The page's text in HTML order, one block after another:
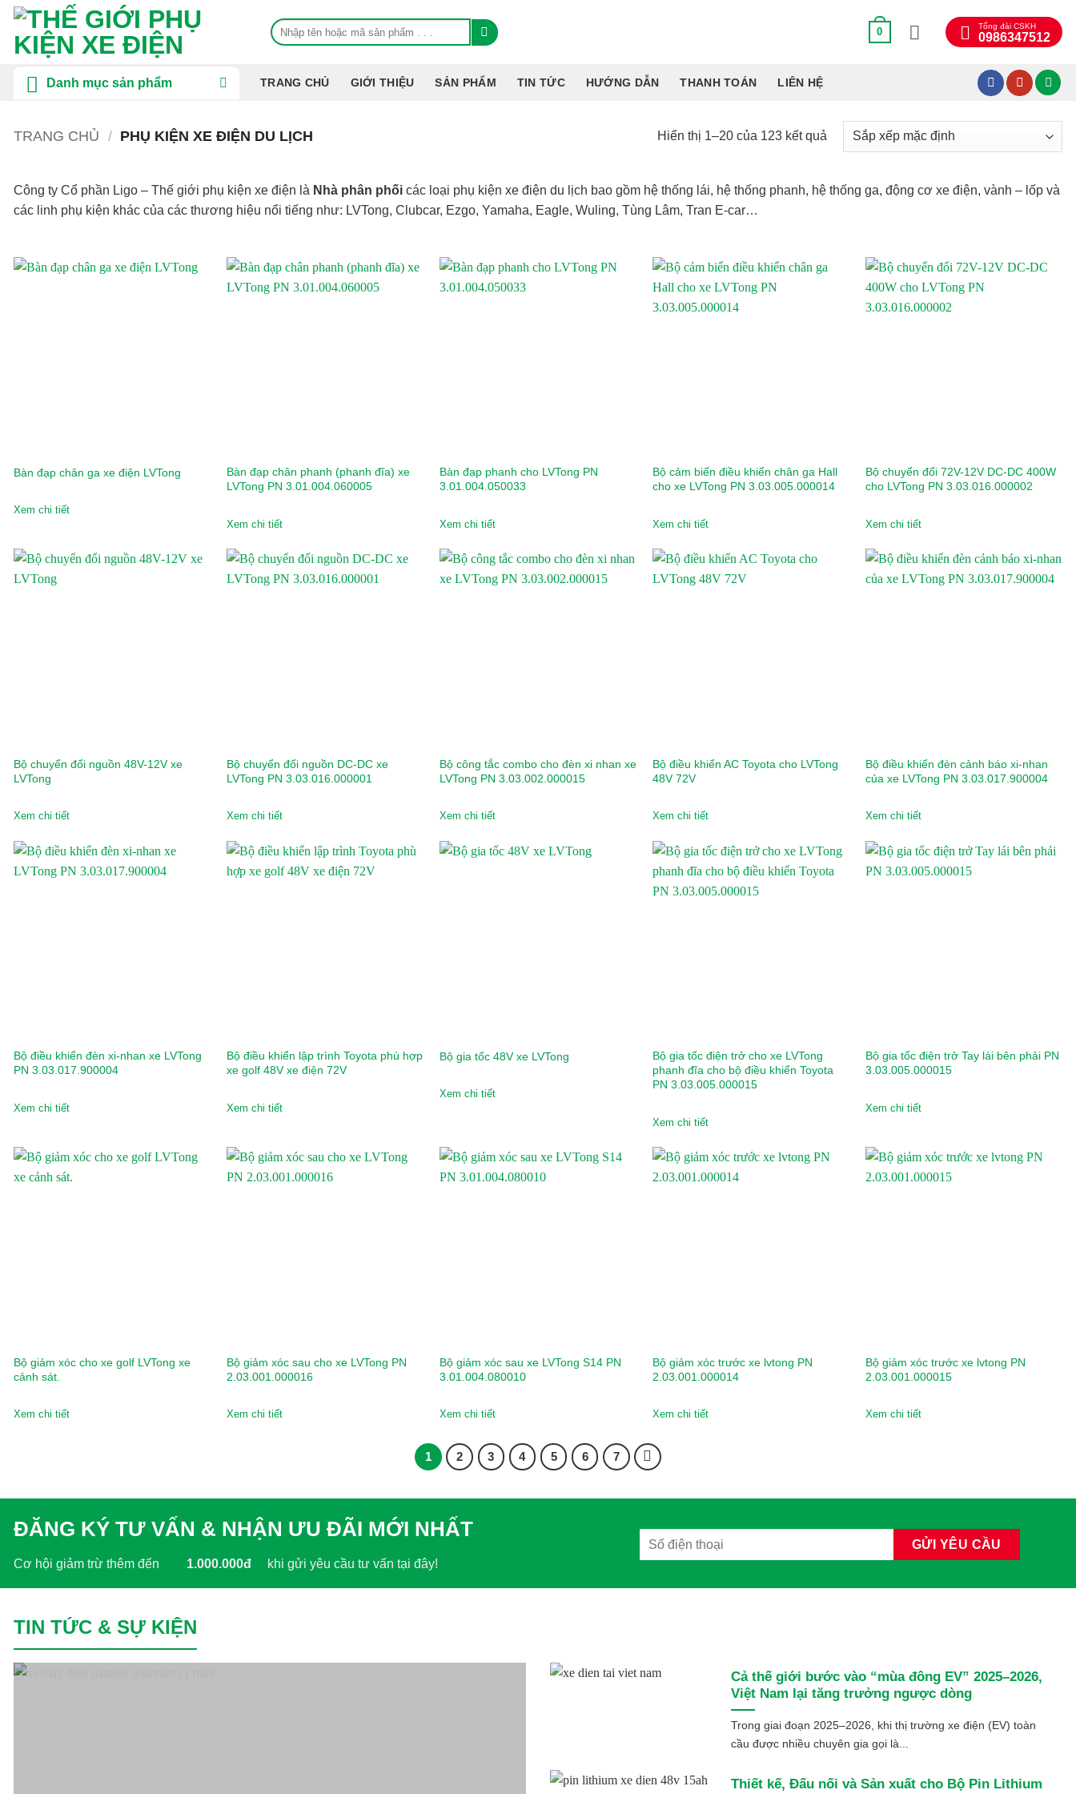
Bỏ
Tìm
kiếm:
0 Tổng đài CSKH
0986347512
Danh mục sản phẩm TRANG CHỦ GIỚI THIỆU SẢN PHẨM TIN TỨC HƯỚNG DẪN THANH TOÁN LIÊN HỆ
TRANG CHỦ / PHỤ KIỆN XE ĐIỆN DU LỊCH Hiển thị 1–20 của 123 kết quả
Công ty Cổ phần Ligo – Thế giới phụ kiện xe điện là Nhà phân phối các loại phụ kiện xe điện du lịch bao gồm hệ thống lái, hệ thống phanh, hệ thống ga, động cơ xe điện, vành – lốp và
các linh phụ kiện khác của các thương hiệu nổi tiếng như: LVTong, Clubcar, Ezgo, Yamaha, Eagle, Wuling, Tùng Lâm, Tran E-car…
Chengshin
Dibao
Dunlop
Eagle
Habaco
Heli
HKBike
JLG
JVCEco
Lonking
Bàn đạp chân ga xe điện LVTong
Xem chi tiết
Bàn đạp chân phanh (phanh đĩa) xe
LVTong PN 3.01.004.060005
Xem chi tiết
Bàn đạp phanh cho LVTong PN
3.01.004.050033
Xem chi tiết
Bộ cảm biến điều khiển chân ga Hall
cho xe LVTong PN 3.03.005.000014
Xem chi tiết
Bộ chuyển đổi 72V-12V DC-DC 400W
cho LVTong PN 3.03.016.000002
Xem chi tiết
Bộ chuyển đổi nguồn 48V-12V xe
LVTong
Xem chi tiết
Bộ chuyển đổi nguồn DC-DC xe
LVTong PN 3.03.016.000001
Xem chi tiết
Bộ công tắc combo cho đèn xi nhan xe
LVTong PN 3.03.002.000015
Xem chi tiết
Bộ điều khiển AC Toyota cho LVTong
48V 72V
Xem chi tiết
Bộ điều khiển đèn cảnh báo xi-nhan
của xe LVTong PN 3.03.017.900004
Xem chi tiết
Bộ điều khiển đèn xi-nhan xe LVTong
PN 3.03.017.900004
Xem chi tiết
Bộ điều khiển lập trình Toyota phù hợp
xe golf 48V xe điện 72V
Xem chi tiết
Bộ gia tốc 48V xe LVTong
Xem chi tiết
Bộ gia tốc điện trở cho xe LVTong
phanh đĩa cho bộ điều khiển Toyota
PN 3.03.005.000015
Xem chi tiết
Bộ gia tốc điện trở Tay lái bên phải PN
3.03.005.000015
Xem chi tiết
Bộ giảm xóc cho xe golf LVTong xe
cảnh sát.
Xem chi tiết
Bộ giảm xóc sau cho xe LVTong PN
2.03.001.000016
Xem chi tiết
Bộ giảm xóc sau xe LVTong S14 PN
3.01.004.080010
Xem chi tiết
Bộ giảm xóc trước xe lvtong PN
2.03.001.000014
Xem chi tiết
Bộ giảm xóc trước xe lvtong PN
2.03.001.000015
Xem chi tiết
1 2 3 4 5 6 7
ĐĂNG KÝ TƯ VẤN & NHẬN ƯU ĐÃI MỚI NHẤT
Cơ hội giảm trừ thêm đến 1.000.000đ khi gửi yêu cầu tư vấn tại đây!
TIN TỨC & SỰ KIỆN
Cả thế giới bước vào “mùa đông EV” 2025–2026,
Việt Nam lại tăng trưởng ngược dòng
Trong giai đoạn 2025–2026, khi thị trường xe điện (EV) toàn
cầu được nhiều chuyên gia gọi là...
Thiết kế, Đấu nối và Sản xuất cho Bộ Pin Lithium